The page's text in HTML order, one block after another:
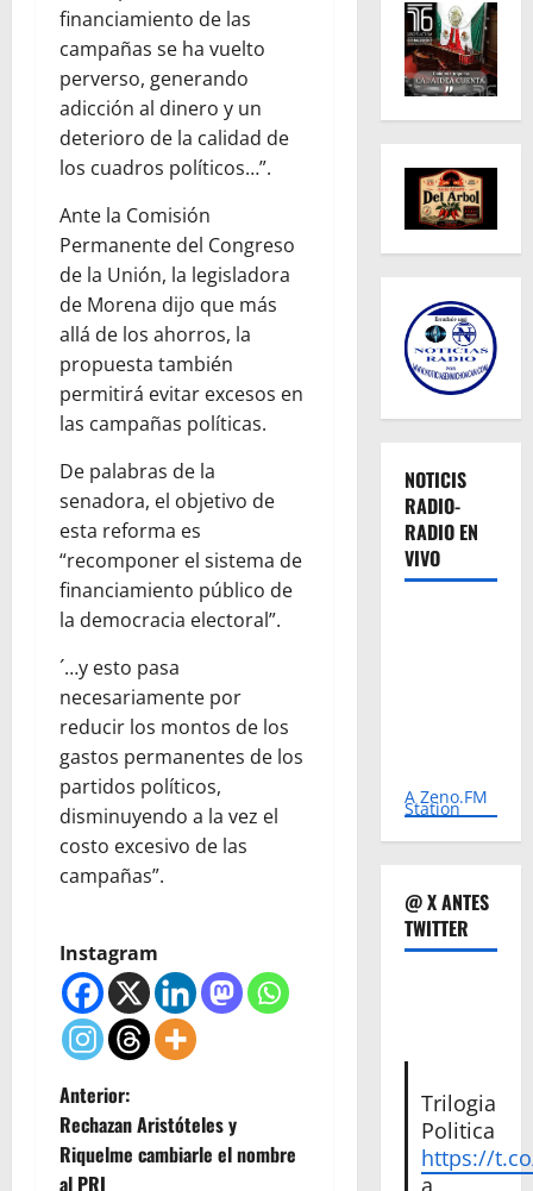
financiamiento de las
campañas se ha vuelto
perverso, generando
adicción al dinero y un
deterioro de la calidad de
los cuadros políticos…”.
Ante la Comisión
Permanente del Congreso
de la Unión, la legisladora
de Morena dijo que más
allá de los ahorros, la
propuesta también
permitirá evitar excesos en
las campañas políticas.
De palabras de la
senadora, el objetivo de
esta reforma es
“recomponer el sistema de
financiamiento público de
la democracia electoral”.
´…y esto pasa
necesariamente por
reducir los montos de los
gastos permanentes de los
partidos políticos,
disminuyendo a la vez el
costo excesivo de las
campañas”.
Instagram
N
a
Anterior:
Rechazan Aristóteles y
Riquelme cambiarle el nombre
al PRI
NOTICIS
RADIO-
RADIO EN
VIVO
A Zeno.FM
Station
@ X ANTES
TWITTER
Trilogia
Politica
https://